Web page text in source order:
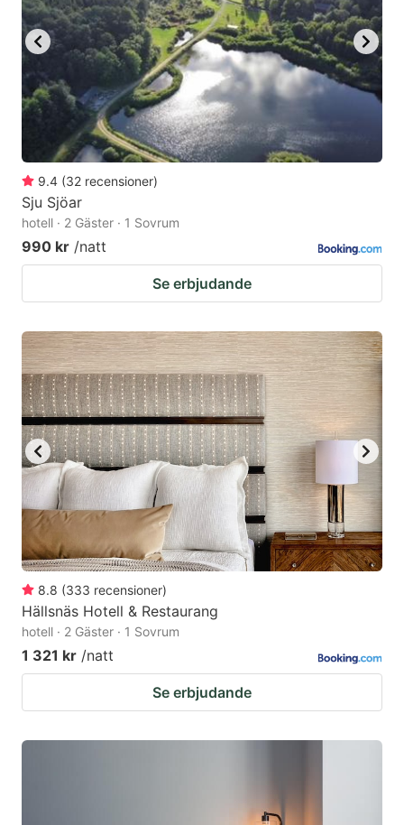
9.4 (32 recensioner)
Sju Sjöar
hotell · 2 Gäster · 1 Sovrum
990 kr /natt
Se erbjudande
8.8 (333 recensioner)
Hällsnäs Hotell & Restaurang
hotell · 2 Gäster · 1 Sovrum
1 321 kr /natt
Se erbjudande